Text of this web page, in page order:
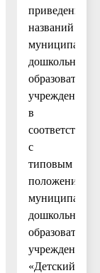
приведении
названий
дошкольных
учреждений
в
соответствие
с
типовым
положением»
муниципальное
дошкольное
учреждение
«Детский